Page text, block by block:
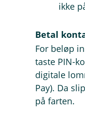
ikke
Betal
For beløp
taste PIN-
digitale
Pay). Da
på farten.